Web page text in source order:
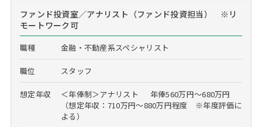
ファンド投資室／アナリスト（ファンド投資担当） ※リ
モートワーク可
職種 金融・不動産系スペシャリスト
職位 スタッフ
想定年収
＜年俸制＞アナリスト 年俸560万円～680万円
（想定年収：710万円～880万円程度 ※年度評価に
よる）